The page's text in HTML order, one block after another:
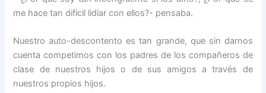
me hace tan difícil lidiar con ellos?- pensaba.
Nuestro auto-descontento es tan grande, que sin darnos
cuenta competimos con los padres de los compañeros de
clase de nuestros hijos o de sus amigos a través de
nuestros propios hijos.